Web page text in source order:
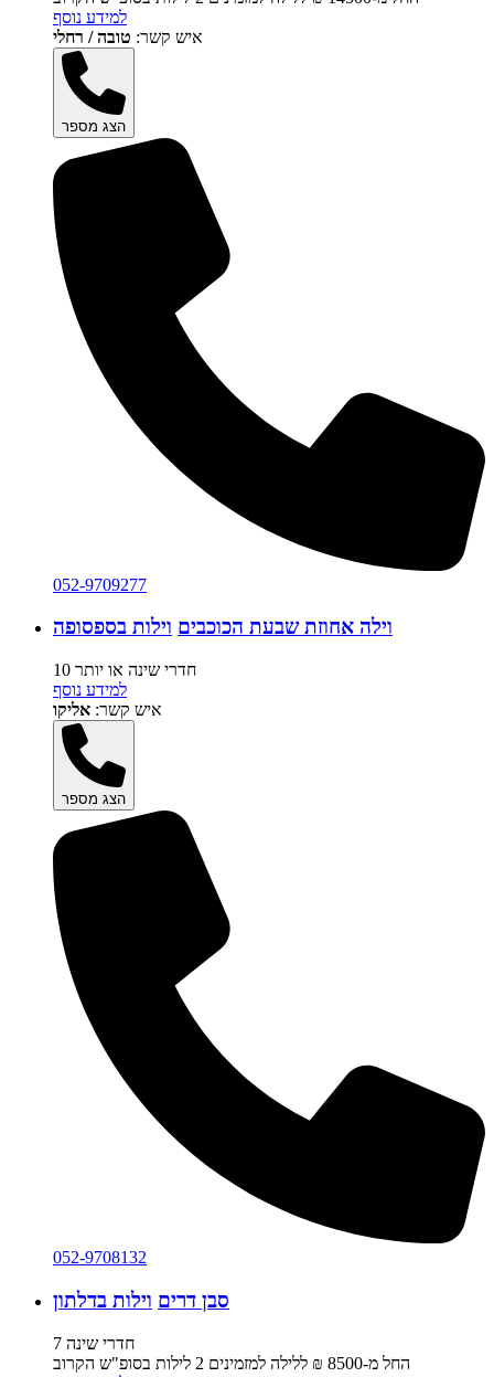
למידע נוסף
איש קשר: טובה / רחלי
הצג מספר
052-9709277
וילה אחוזת שבעת הכוכבים וילות בספסופה
10 חדרי שינה או יותר
למידע נוסף
איש קשר: אליקו
הצג מספר
052-9708132
סבן דרים וילות בדלתון
7 חדרי שינה
החל מ-‏8500 ₪ ללילה למזמינים 2 לילות בסופ"ש הקרוב